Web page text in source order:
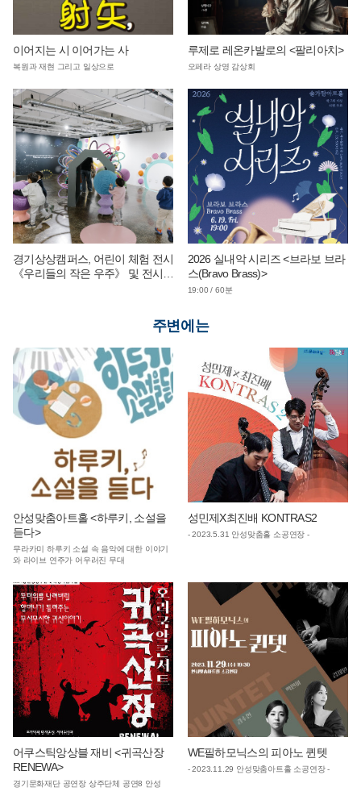
이어지는 시 이어가는 사
복원과 재현 그리고 일상으로
루제로 레온카발로의 <팔리아치>
오페라 상영 감상회
경기상상캠퍼스, 어린이 체험 전시
《우리들의 작은 우주》 및 전시
2026 실내악 시리즈 <브라보 브라
스(Bravo Brass)>
19:00 / 60분
주변에는
안성맞춤아트홀 <하루키, 소설을
듣다>
무라카미 하루키 소설 속 음악에 대한 이야기
와 라이브 연주가 어우러진 무대
성민제X최진배 KONTRAS2
- 2023.5.31 안성맞춤홀 소공연장 -
어쿠스틱앙상블 재비 <귀곡산장
RENEWA>
경기문화재단 공연장 상주단체 공연8 안성
WE필하모닉스의 피아노 퀸텟
- 2023.11.29 안성맞춤아트홀 소공연장 -